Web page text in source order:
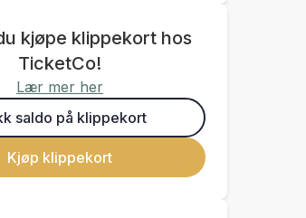
kjøpe klippekort hos
TicketCo!
Lær mer her
saldo på klippekort
Kjøp klippekort